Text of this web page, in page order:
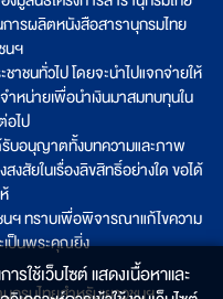
ารผลิตหนังสือสารานุกรมไทย
นฯ
าชนทั่วไป โดยจะนำไปแจกจ่ายให้
ำหน่ายเพื่อนำเงินมาสมทบทุนใน
ไป
รับอนุญาตทั้งบทความและภาพ
งสัยในเรื่องลิขสิทธิ์อย่างใด ขอได้
นฯ ทราบเพื่อพิจารณาแก้ไขความ
เป็นพระคุณยิ่ง
กรมไทยสำหรับเยาวชนฯ
ใช้เว็บไซต์ แสดงเนื้อหาและ